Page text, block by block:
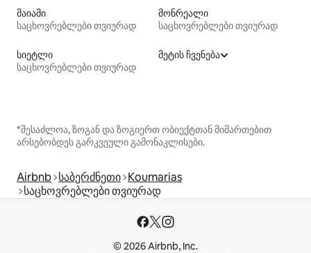
მაიამი
საცხოვრებლები თვიურად
მონრეალი
საცხოვრებლები თვიურად
სიეტლი
საცხოვრებლები თვიურად
მეტის ჩვენება
*შესაძლოა, ზოგან და ზოგიერთ ობიექტთან მიმართებით
არსებობდეს გარკვეული გამონაკლისები.
Airbnb საბერძნეთი Koumarias
საცხოვრებლები თვიურად
© 2026 Airbnb, Inc.